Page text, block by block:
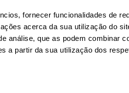
fornecer funcionalidades de
acerca da sua utilização do
análise, que as podem combinar
a partir da sua utilização dos
todos os métodos de
© 2012-2026. Espanha.